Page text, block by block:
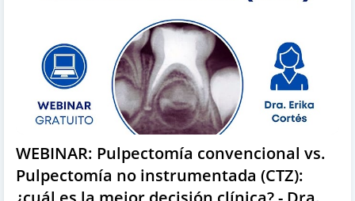
WEBINAR: Pulpectomía convencional vs.
Pulpectomía no instrumentada (CTZ):